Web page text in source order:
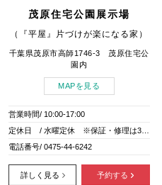
茂原住宅公園展示場
（『平屋』片づけが楽になる家）
千葉県茂原市高師1746-3 茂原住宅公
園内
MAPを見る
営業時間/ 10:00-17:00
定休日 / 水曜定休 ※保証・修理は365日対応します
電話番号/ 0475-44-6242
詳しく見る 予約する